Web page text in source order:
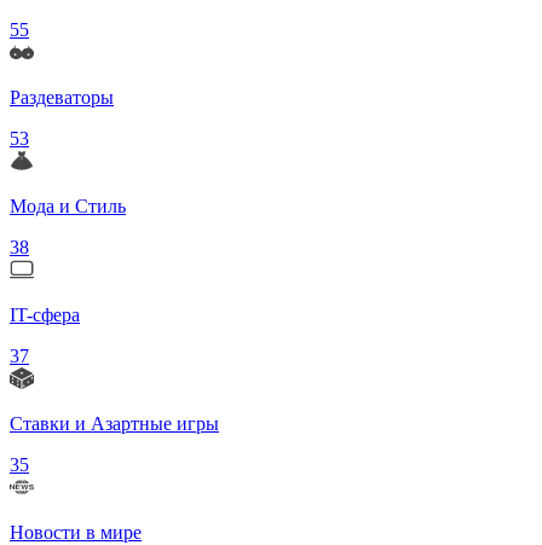
55
Раздеваторы
53
Мода и Стиль
38
IT-сфера
37
Ставки и Азартные игры
35
Новости в мире